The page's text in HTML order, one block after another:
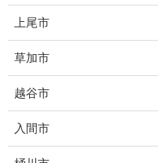
上尾市
草加市
越谷市
入間市